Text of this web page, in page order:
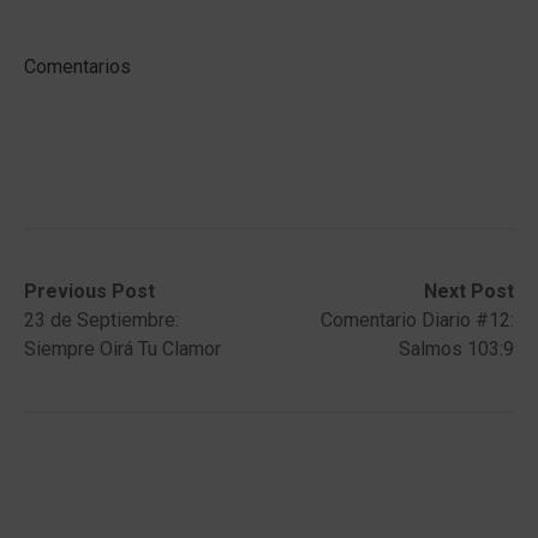
Comentarios
Post
navigation
Previous Post
Previous
post:23 de Septiembre:
Siempre Oirá Tu Clamor
Next Post
Next
post:
Comentario Diario #12:
Salmos 103:9